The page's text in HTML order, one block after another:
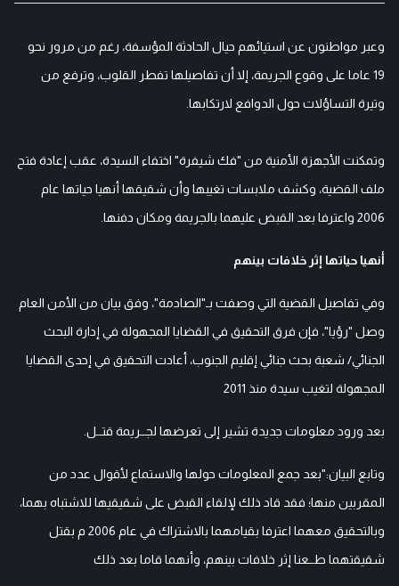
وعبر مواطنون عن استيائهم حيال الحادثة المؤسفة، رغم من مرور نحو
19 عاما على وقوع الجريمة، إلا أن تفاصيلها تفطر القلوب، وترفع من
وتيرة التساؤلات حول الدوافع لارتكابها.
وتمكنت الأجهزة الأمنية من "فك شيفرة" اختفاء السيدة، عقب إعادة فتح
ملف القضية، وكشف ملابسات تغيبها وأن شقيقها أنهيا حياتها عام
2006 واعترفا بعد القبض عليهما بالجريمة ومكان دفنها.
أنهيا حياتها إثر خلافات بينهم
وفي تفاصيل القضية التي وصفت بـ"الصادمة"، وفق بيان من الأمن العام
وصل "رؤيا"، فإن فرق التحقيق في القضايا المجهولة في إدارة البحث
الجنائي/ شعبة بحث جنائي إقليم الجنوب، أعادت التحقيق في إحدى القضايا
المجهولة لتغيب سيدة منذ 2011
بعد ورود معلومات جديدة تشير إلى تعرضها لجــريمة قتــل.
وتابع البيان:"بعد جمع المعلومات حولها والاستماع لأقوال عدد من
المقربين منها؛ فقد قاد ذلك لإلقاء القبض على شقيقيها للاشتباه بهما،
وبالتحقيق معهما اعترفا بقيامهما بالاشتراك في عام 2006 م بقتل
شقيقتهما طــعنا إثر خلافات بينهم، وأنهما قاما بعد ذلك